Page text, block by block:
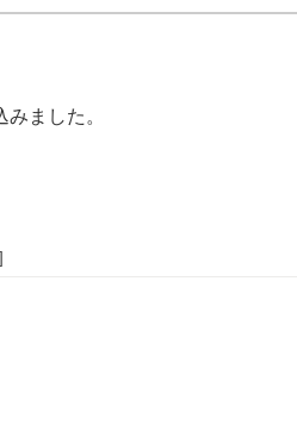
ました。